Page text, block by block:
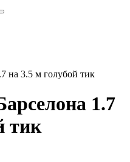
на 3.5 м голубой тик
1.7
тик